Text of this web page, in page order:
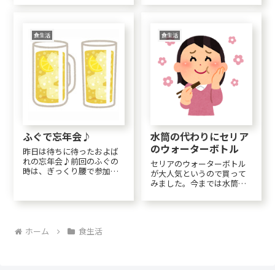
日は「とは」検索で。ゆで
品。定期的に専用のコーヒ
をよくやっていて。うちの
ポストにもDMが入っていた
んです。沢山の量の...
食生活
ふぐで忘年会♪
昨日は待ちに待ったおよば
れの忘年会♪前回のふぐの
時は、ぎっくり腰で参加で
いほどでタッパーに入れて
が参加したせいで・・・？
食生活
水筒の代わりにセリア
のウォーターボトル
セリアのウォーターボトル
が大人気というので買って
みました。今までは水筒は
汚れて来て洗うのが大変な
ホーム 食生活